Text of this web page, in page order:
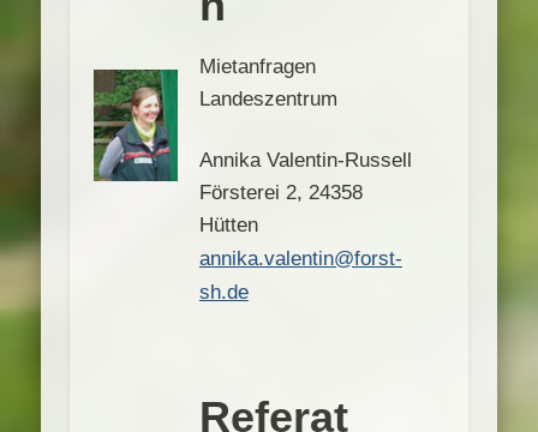
Mietanfragen
Landeszentrum
Annika Valentin-Russell
Försterei 2, 24358
Hütten
annika.valentin@forst-
sh.de
Referat